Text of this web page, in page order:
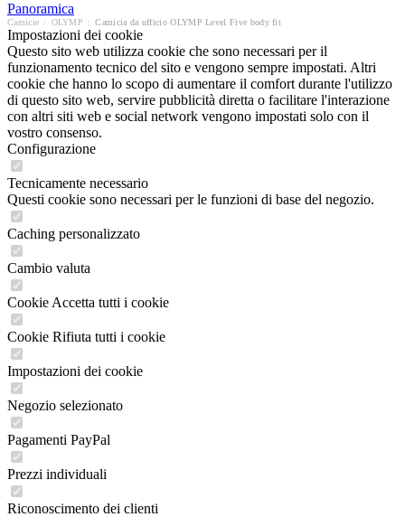
Panoramica
Camicie OLYMP Camicia da ufficio OLYMP Level Five body fit
Impostazioni dei cookie
Questo sito web utilizza cookie che sono necessari per il
funzionamento tecnico del sito e vengono sempre impostati. Altri
cookie che hanno lo scopo di aumentare il comfort durante l'utilizzo
di questo sito web, servire pubblicità diretta o facilitare l'interazione
con altri siti web e social network vengono impostati solo con il
vostro consenso.
Configurazione
Tecnicamente necessario
Questi cookie sono necessari per le funzioni di base del negozio.
Caching personalizzato
Cambio valuta
Cookie Accetta tutti i cookie
Cookie Rifiuta tutti i cookie
Impostazioni dei cookie
Negozio selezionato
Pagamenti PayPal
Prezzi individuali
Riconoscimento dei clienti